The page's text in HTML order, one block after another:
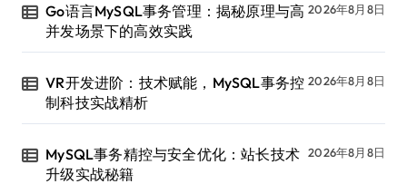
Go语言MySQL事务管理：揭秘原理与高
并发场景下的高效实践
2026年8月8日
VR开发进阶：技术赋能，MySQL事务控
制科技实战精析
2026年8月8日
MySQL事务精控与安全优化：站长技术
升级实战秘籍
2026年8月8日